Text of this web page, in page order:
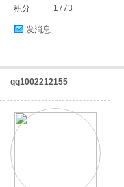
积分 1773
发消息
qq1002212155